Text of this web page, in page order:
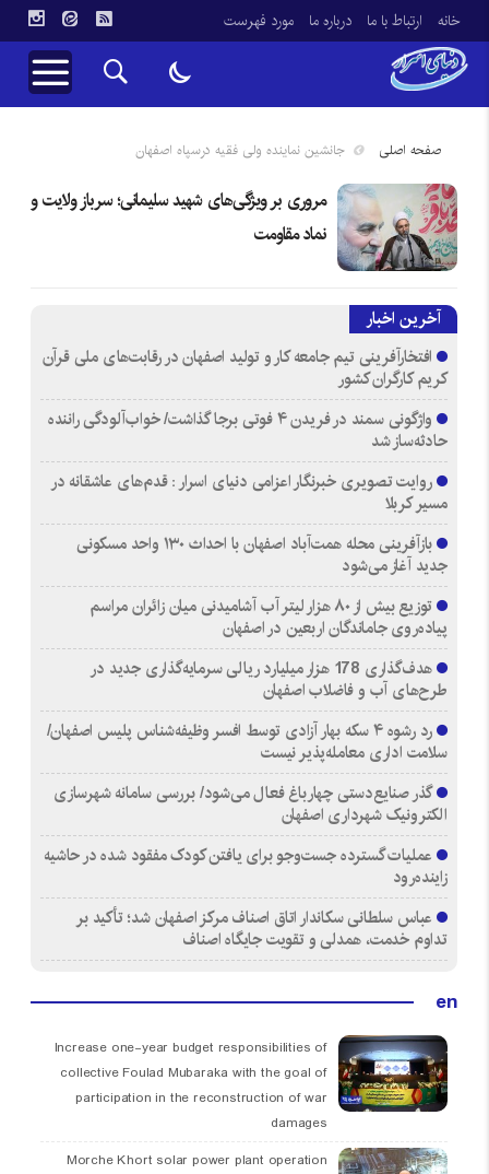
خانه ارتباط با ما درباره ما مورد فهرست
صفحه اصلی جانشین نماینده ولی فقیه درسپاه اصفهان
مروری بر ویژگی‌های شهید سلیمانی؛ سرباز ولایت و
نماد مقاومت
آخرین اخبار
افتخارآفرینی تیم جامعه کار و تولید اصفهان در رقابت‌های ملی قرآن
کریم کارگران کشور
واژگونی سمند در فریدن ۴ فوتی برجا گذاشت/ خواب‌آلودگی راننده
حادثه‌ساز شد
روایت تصویری خبرنگار اعزامی دنیای اسرار : قدم‌های عاشقانه در
مسیر کربلا
بازآفرینی محله همت‌آباد اصفهان با احداث ۱۳۰ واحد مسکونی
جدید آغاز می‌شود
توزیع بیش از ۸۰ هزار لیتر آب آشامیدنی میان زائران مراسم
پیاده‌روی جاماندگان اربعین در اصفهان
هدف‌گذاری 178 هزار میلیارد ریالی سرمایه‌گذاری جدید در
طرح‌های آب و فاضلاب اصفهان
رد رشوه ۴ سکه بهار آزادی توسط افسر وظیفه‌شناس پلیس اصفهان/
سلامت اداری معامله‌پذیر نیست
گذر صنایع‌دستی چهارباغ فعال می‌شود/ بررسی سامانه شهرسازی
الکترونیک شهرداری اصفهان
عملیات گسترده جست‌وجو برای یافتن کودک مفقود شده در حاشیه
زاینده‌رود
عباس سلطانی سکاندار اتاق اصناف مرکز اصفهان شد؛ تأکید بر
تداوم خدمت، همدلی و تقویت جایگاه اصناف
en
Increase one-year budget responsibilities of
collective Foulad Mubaraka with the goal of
participation in the reconstruction of war
damages
Morche Khort solar power plant operation